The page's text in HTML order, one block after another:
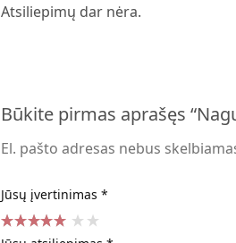
Atsiliepimų dar nėra.
Būkite pirmas aprašęs
El. pašto adresas nebus
Jūsų įvertinimas *